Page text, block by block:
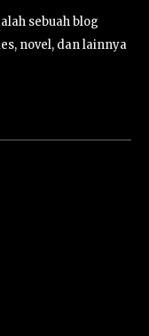
sebuah blog
novel, dan lainnya